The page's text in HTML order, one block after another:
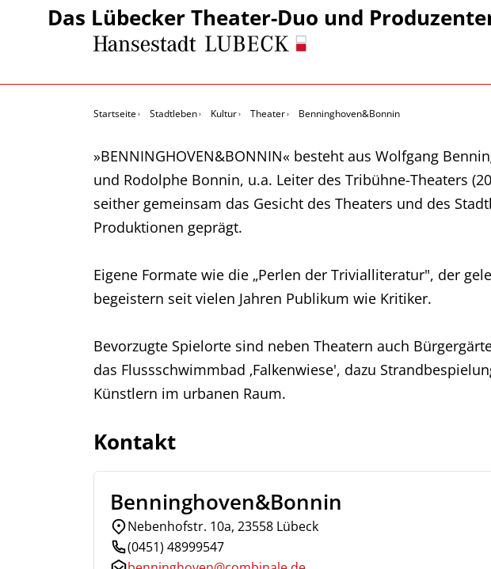
Das Lübecker Theater-Duo und
Startseite Stadtleben Kultur Theater Benninghoven&Bonnin
»BENNINGHOVEN&BONNIN« besteht aus Wolfgang
und Rodolphe Bonnin, u.a. Leiter des Tribühne-Theaters
seither gemeinsam das Gesicht des Theaters und des
Produktionen geprägt.
Eigene Formate wie die „Perlen der Trivialliteratur", der
begeistern seit vielen Jahren Publikum wie Kritiker.
Bevorzugte Spielorte sind neben Theatern auch
das Flussschwimmbad ‚Falkenwiese', dazu
Künstlern im urbanen Raum.
Kontakt
Benninghoven&Bonnin
Nebenhofstr. 10a, 23558 Lübeck
(0451) 48999547